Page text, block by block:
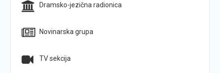
Dramsko-jezična radionica
Novinarska grupa
TV sekcija